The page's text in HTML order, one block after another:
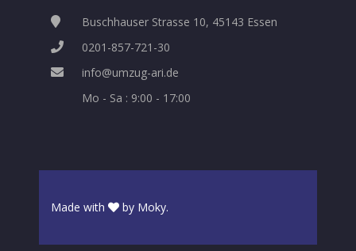
Buschhauser Strasse 10, 45143 Essen
0201-857-721-30
info@umzug-ari.de
Mo - Sa : 9:00 - 17:00
Made with by Moky.